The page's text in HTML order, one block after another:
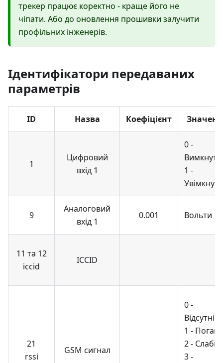
трекер працює коректно - краще його не
чіпати. Або до оновлення прошивки залучити
профільних інженерів.
Ідентифікатори передаваних
параметрів
ID Назва Коефіцієнт
1
Цифровий
вхід 1
0 -
Вимкнуто
1 -
Увімкнуто
9
Аналоговий
вхід 1
0.001 Вольти
11 та 12
iccid
ICCID
21
rssi
GSM сигнал
0 -
Відсутній
1 -
2 -
3 -